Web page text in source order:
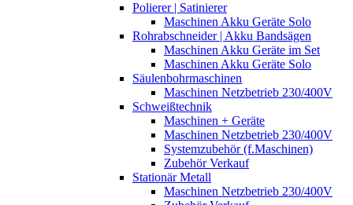
Polierer | Satinierer
Maschinen Akku Geräte Solo
Rohrabschneider | Akku Bandsägen
Maschinen Akku Geräte im Set
Maschinen Akku Geräte Solo
Säulenbohrmaschinen
Maschinen Netzbetrieb 230/400V
Schweißtechnik
Maschinen + Geräte
Maschinen Netzbetrieb 230/400V
Systemzubehör (f.Maschinen)
Zubehör Verkauf
Stationär Metall
Maschinen Netzbetrieb 230/400V